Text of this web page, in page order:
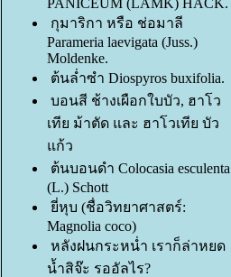
PANICEUM (LAMK) HACK.
กุมาริกา หรือ ช่อมาลี
Parameria laevigata (Juss.)
Moldenke.
ต้นล่ำซำ Diospyros buxifolia.
บอนสี ช้างเผือกใบบัว, ฮาโว
เทีย ม้าตัด และ ฮาโวเทีย บัว
ก้ว
ต้นบอนดำ Colocasia esculenta
(L.) Schott
ี่หุบ (ชื่อวิทยาศาสตร์:
Magnolia coco)
หลังฝนกระหน่ำ เราก็ล่าหยด
น้ำสิจ๊ะ รออัลไร?